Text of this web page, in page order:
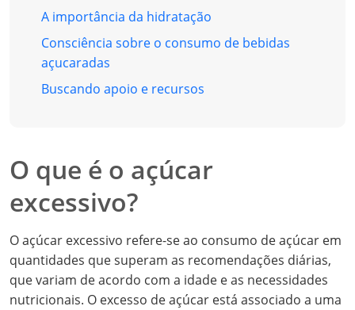
A importância da hidratação
Consciência sobre o consumo de bebidas
açucaradas
Buscando apoio e recursos
O que é o açúcar
excessivo?
O açúcar excessivo refere-se ao consumo de açúcar em
quantidades que superam as recomendações diárias,
que variam de acordo com a idade e as necessidades
nutricionais. O excesso de açúcar está associado a uma